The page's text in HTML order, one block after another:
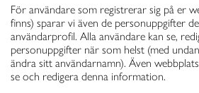
För användare som registrerar sig på er
finns) sparar vi även de personuppgifter
användarprofil. Alla användare kan se,
personuppgifter när som helst (med
ändra sitt användarnamn). Även
se och redigera denna information.